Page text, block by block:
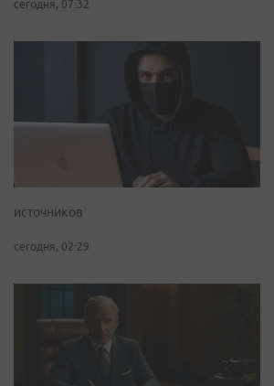
сегодня, 07:32
источников
сегодня, 02:29